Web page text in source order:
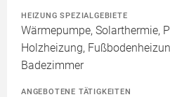
HEIZUNG SPEZIALGEBIETE
Wärmepumpe, Solarthermie,
Holzheizung,
Badezimmer
ANGEBOTENE TÄTIGKEITEN